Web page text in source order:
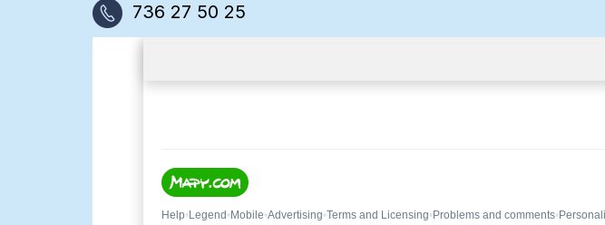
736 27 50 25